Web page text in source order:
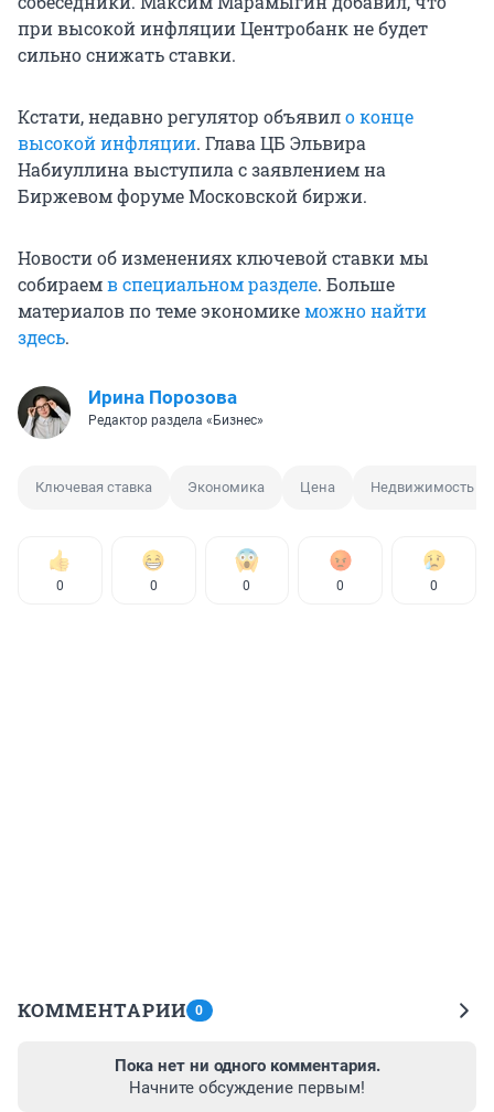
при высокой инфляции Центробанк не будет
сильно снижать ставки.
Кстати, недавно регулятор объявило конце
высокой инфляции. Глава ЦБ Эльвира
Набиуллина выступила с заявлением на
Биржевом форуме Московской биржи.
Новости об изменениях ключевой ставки мы
собираемв специальном разделе. Больше
материалов по теме экономикеможно найти
здесь.
Ирина Порозова
Редактор раздела «Бизнес»
Ключевая ставка Экономика Цена Недвижимость
0 0 0 0 0
КОММЕНТАРИИ 0
Пока нет ни одного комментария.
Начните обсуждение первым!